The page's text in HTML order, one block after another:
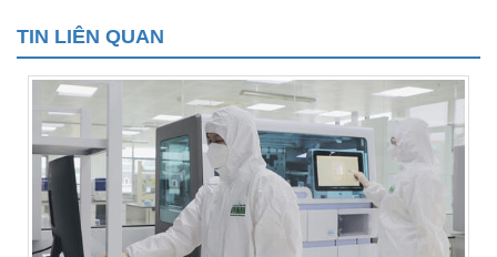
TIN LIÊN QUAN